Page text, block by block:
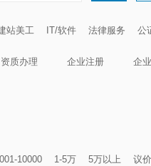
站美工 IT/软件 法律服务 公
资质办理 企业注册 企
10000 1-5万 5万以上 议价